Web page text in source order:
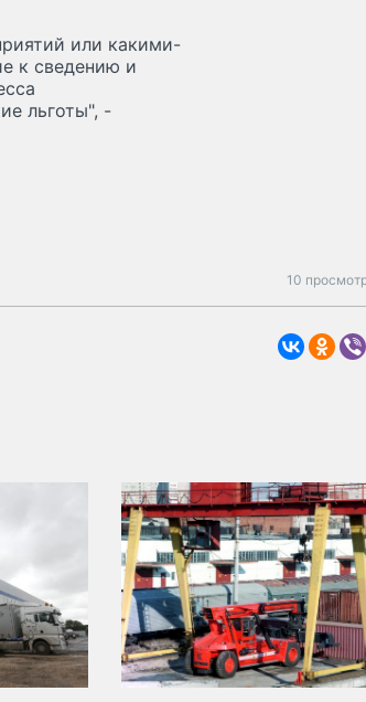
или какими-
к сведению и
льготы", -
10